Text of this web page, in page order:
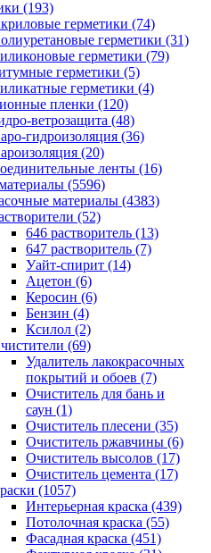
(193)
герметики (74)
герметики (31)
герметики (79)
герметики (5)
герметики (4)
пленки (120)
ветрозащита (48)
гидроизоляция (36)
(20)
ленты (16)
(5596)
материалы (4383)
(52)
646 растворитель (13)
647 растворитель (7)
Уайт-спирит (14)
Ацетон (6)
Керосин (6)
Бензин (4)
Ксилол (2)
(69)
Удалитель лакокрасочных
покрытий и обоев (7)
Очиститель для бань и
саун (1)
Очиститель плесени (35)
Очиститель ржавчины (6)
Очиститель высолов (17)
Очиститель цемента (17)
(1057)
Интерьерная краска (439)
Потолочная краска (55)
Фасадная краска (451)